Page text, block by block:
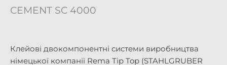
CEMENT SC 4000
Клейові двокомпонентні системи виробництва
німецької компанії Rema Tip Top (STAHLGRUBER